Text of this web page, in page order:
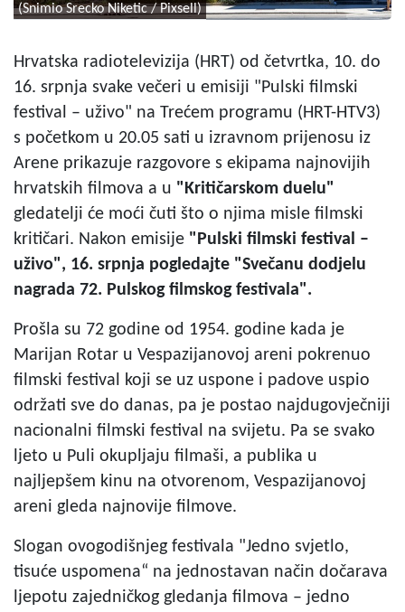
(Snimio Srecko Niketic / Pixsell)
Hrvatska radiotelevizija (HRT) od četvrtka, 10. do
16. srpnja svake večeri u emisiji "Pulski filmski
festival – uživo" na Trećem programu (HRT-HTV3)
s početkom u 20.05 sati u izravnom prijenosu iz
Arene prikazuje razgovore s ekipama najnovijih
hrvatskih filmova a u "Kritičarskom duelu"
gledatelji će moći čuti što o njima misle filmski
kritičari. Nakon emisije "Pulski filmski festival –
uživo", 16. srpnja pogledajte "Svečanu dodjelu
nagrada 72. Pulskog filmskog festivala".
Prošla su 72 godine od 1954. godine kada je
Marijan Rotar u Vespazijanovoj areni pokrenuo
filmski festival koji se uz uspone i padove uspio
održati sve do danas, pa je postao najdugovječniji
nacionalni filmski festival na svijetu. Pa se svako
ljeto u Puli okupljaju filmaši, a publika u
najljepšem kinu na otvorenom, Vespazijanovoj
areni gleda najnovije filmove.
Slogan ovogodišnjeg festivala "Jedno svjetlo,
tisuće uspomena“ na jednostavan način dočarava
ljepotu zajedničkog gledanja filmova – jedno